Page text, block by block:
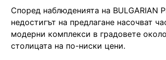
Според наблюденията на BULGARIAN
недостигът на предлагане насочват
модерни комплекси в градовете
столицата на по-ниски цени.